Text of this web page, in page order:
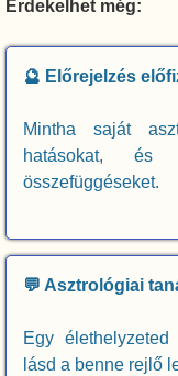
Érdekelhet még:
🔮 Előrejelzés
Mintha saját
hatásokat, és
összefüggéseket.
💬 Asztrológiai
Egy
lásd a benne rejlő